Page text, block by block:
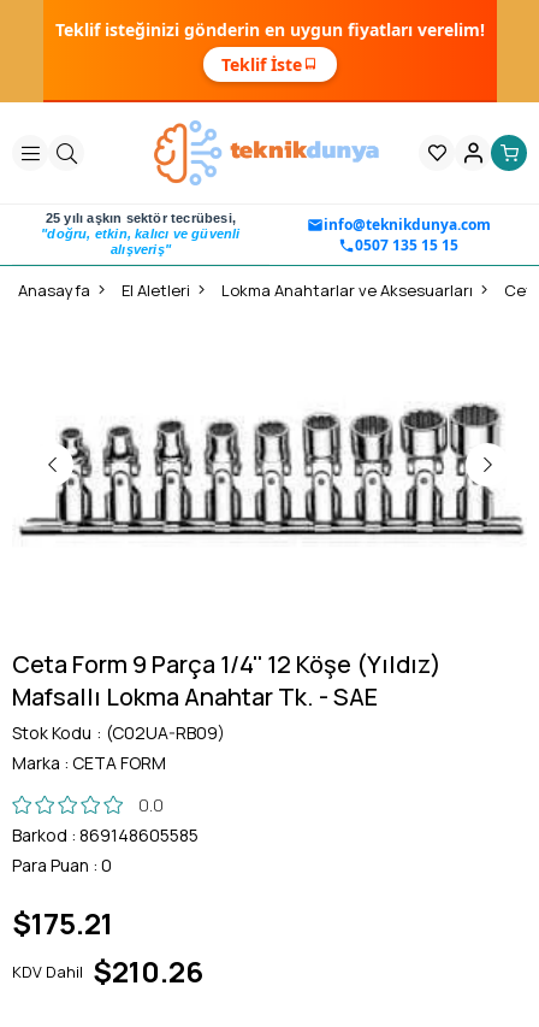
Teklif isteğinizi gönderin en uygun fiyatları verelim!
Teklif İste
25 yılı aşkın sektör tecrübesi,
"doğru, etkin, kalıcı ve güvenli
alışveriş"
info@teknikdunya.com
0507 135 15 15
Anasayfa El Aletleri Lokma Anahtarlar ve Aksesuarları
Ceta Form 9 Parça 1/4'' 12 Köşe (Yıldız)
Mafsallı Lokma Anahtar Tk. - SAE
Stok Kodu
(C02UA-RB09)
Marka : CETA FORM
0.0
Barkod : 869148605585
Para Puan : 0
$175.21
KDV Dahil $210.26